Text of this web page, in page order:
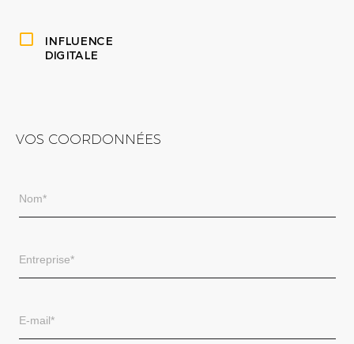
INFLUENCE
DIGITALE
VOS COORDONNÉES